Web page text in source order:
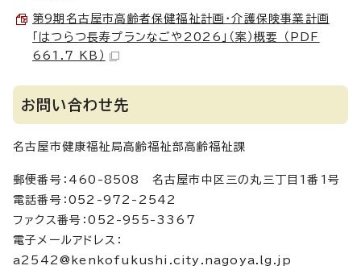
第9期名古屋市高齢者保健福祉計画・介護保険事業計画
「はつらつ長寿プランなごや2026」（案）概要 （PDF
661.7 KB）
お問い合わせ先
名古屋市健康福祉局高齢福祉部高齢福祉課
郵便番号：460-8508 名古屋市中区三の丸三丁目1番1号
電話番号：052-972-2542
ファクス番号：052-955-3367
電子メールアドレス：
a2542@kenkofukushi.city.nagoya.lg.jp